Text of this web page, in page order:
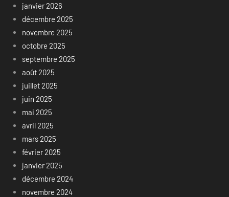
janvier 2026
décembre 2025
novembre 2025
octobre 2025
septembre 2025
août 2025
juillet 2025
juin 2025
mai 2025
avril 2025
mars 2025
février 2025
janvier 2025
décembre 2024
novembre 2024